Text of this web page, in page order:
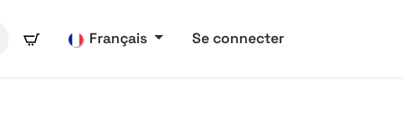
Français Se connecter